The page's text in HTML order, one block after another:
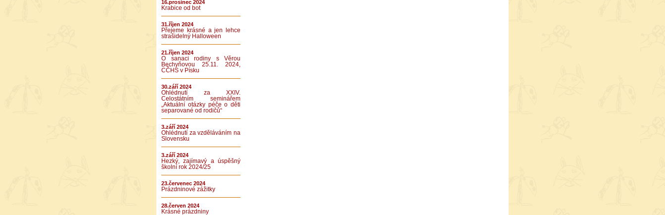
16.prosinec 2024
Krabice od bot
31.říjen 2024
Přejeme krásné a jen lehce
strašidelný Halloween
21.říjen 2024
O sanaci rodiny s Věrou
Bechyňovou 25.11. 2024,
CČHS v Písku
30.září 2024
Ohlédnutí za XXIV.
Celostátním seminářem
„Aktuální otázky péče o děti
separované od rodičů“
3.září 2024
Ohlédnutí za vzděláváním na
Slovensku
3.září 2024
Hezký, zajímavý a úspěšný
školní rok 2024/25
23.červenec 2024
Prázdninové zážitky
28.červen 2024
Krásné prázdniny